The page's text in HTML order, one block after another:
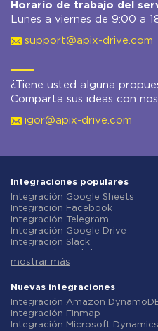
Horario de trabajo del
Lunes a viernes de 9:00 a
support@apix-drive.com
¿Tiene usted alguna
Comparta sus ideas con
igor@apix-drive.com
Integraciones populares
Integración Google Sheets
Integración Facebook
Integración Telegram
Integración Google Drive
Integración Slack
Integración Gmail
Integración ClickUp
Integración Airtable
Integración Google Contacts
Integración OpenAI (ChatGPT)
mostrar más
Nuevas integraciones
Integración Amazon
Integración Finmap
Integración Microsoft